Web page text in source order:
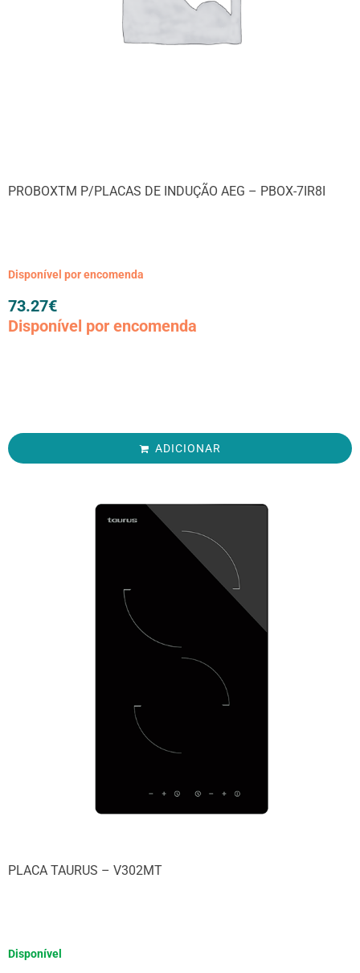
PROBOXTM P/PLACAS DE INDUÇÃO AEG – PBOX-7IR8I
Disponível por encomenda
73.27€
Disponível por encomenda
ADICIONAR
PLACA TAURUS – V302MT
Disponível